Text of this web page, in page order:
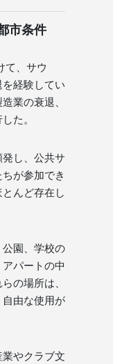
市条件
て、サウ
経験してい
業の衰退、
た。
し、公共サ
が参加でき
んど存在し
園、学校の
パートの中
の場所は、
由な使用が
やクラブ文